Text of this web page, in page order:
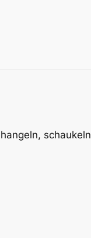
schaukeln